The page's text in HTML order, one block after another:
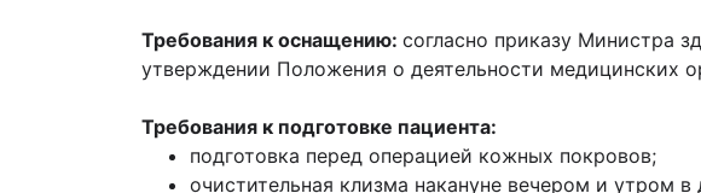
Требования к оснащению: согласно приказу Министра
утверждении Положения о деятельности медицинских
Требования к подготовке пациента:
подготовка перед операцией кожных покровов;
очистительная клизма накануне вечером и утром в